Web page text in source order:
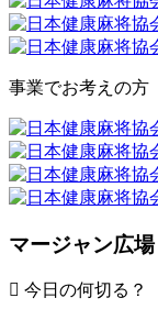
事業でお考えの方
マージャン広場
今日の何切る？